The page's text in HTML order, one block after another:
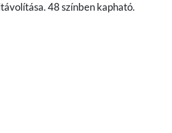
48 színben kapható.